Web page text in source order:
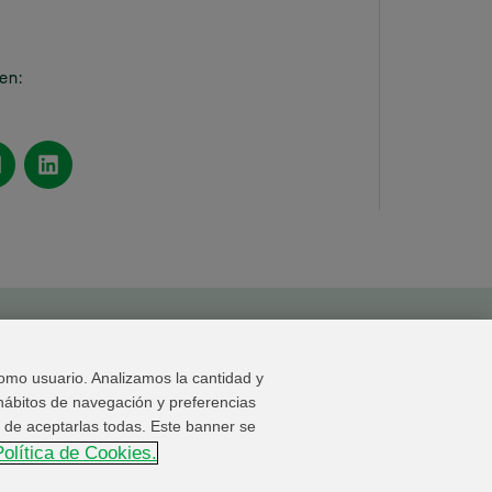
usuario. Analizamos la cantidad y
de navegación y preferencias
aceptarlas todas. Este banner se
de Cookies.